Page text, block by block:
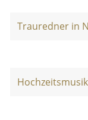
Trauredner in